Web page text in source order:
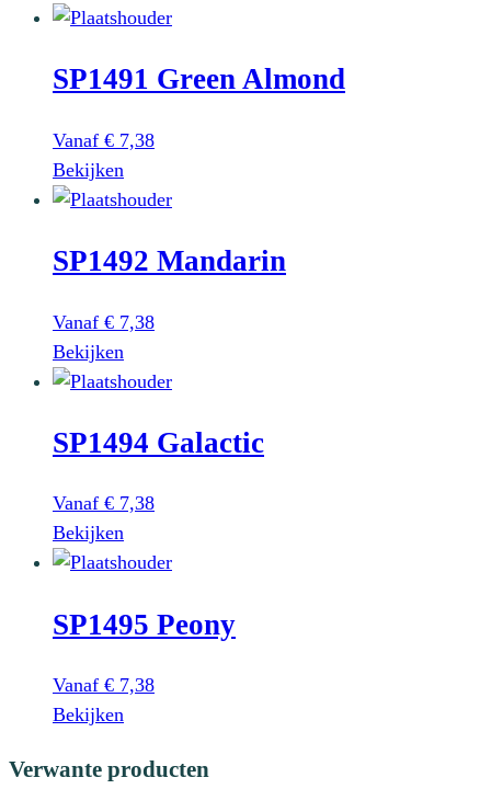
kan
worden
de
product
meerdere
Deze
kan
worden
op
de
SP1491 Green Almond
Vanaf € 7,38
Bekijken
product
meerdere
Deze
kan
worden
op
de
SP1492 Mandarin
Vanaf € 7,38
Bekijken
product
meerdere
Deze
kan
worden
op
de
SP1494 Galactic
Vanaf € 7,38
Bekijken
product
meerdere
Deze
gekozen
SP1495 Peony
Vanaf € 7,38
Bekijken
heeft
Verwante producten